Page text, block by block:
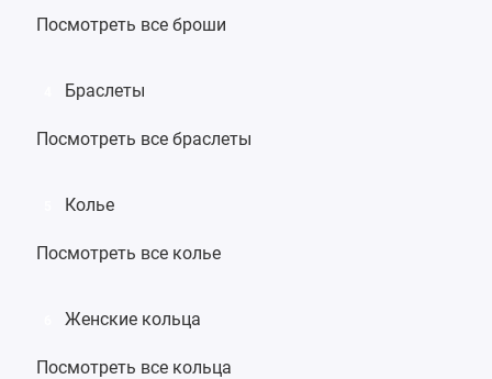
Посмотреть все броши
Браслеты
Посмотреть все браслеты
Колье
Посмотреть все колье
Женские кольца
Посмотреть все кольца